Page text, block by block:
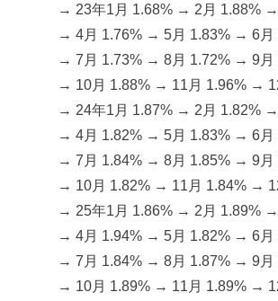
→ 23年1月 1.68% → 2月 1.88% →
→ 4月 1.76% → 5月 1.83% → 6月
→ 7月 1.73% → 8月 1.72% → 9月
→ 10月 1.88% → 11月 1.96% → 12
→ 24年1月 1.87% → 2月 1.82% →
→ 4月 1.82% → 5月 1.83% → 6月
→ 7月 1.84% → 8月 1.85% → 9月
→ 10月 1.82% → 11月 1.84% → 12
→ 25年1月 1.86% → 2月 1.89% →
→ 4月 1.94% → 5月 1.82% → 6月
→ 7月 1.84% → 8月 1.87% → 9月
→ 10月 1.89% → 11月 1.89% → 12